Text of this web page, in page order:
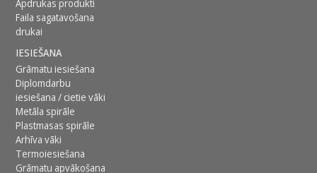
Apdrukas produkti
Faila sagatavošana
drukai
IESIEŠANA
Grāmatu iesiešana
Diplomdarbu
iesiešana / cietie vāki
Metāla spirāle
Plastmasas spirāle
Arhīva vāki
Termoiesiešana
Grāmatu apvākošana